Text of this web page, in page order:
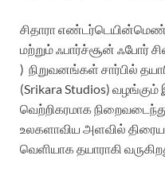
சிதாரா
மற்றும் ஃபார்ச்சூன் ஃபோர்
) நிறுவனங்கள் சார்பில்
(Srikara Studios) வழங்கும்
வெற்றிகரமாக
உலகளாவிய அளவில்
வெளியாக தயாராகி